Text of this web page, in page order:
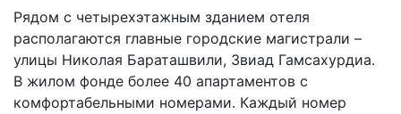
Рядом с четырехэтажным зданием отеля
располагаются главные городские магистрали –
улицы Николая Бараташвили, Звиад Гамсахурдиа.
В жилом фонде более 40 апартаментов с
комфортабельными номерами. Каждый номер